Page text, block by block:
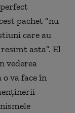
pachet ”nu
care au
asta”. El
vederea
va face în